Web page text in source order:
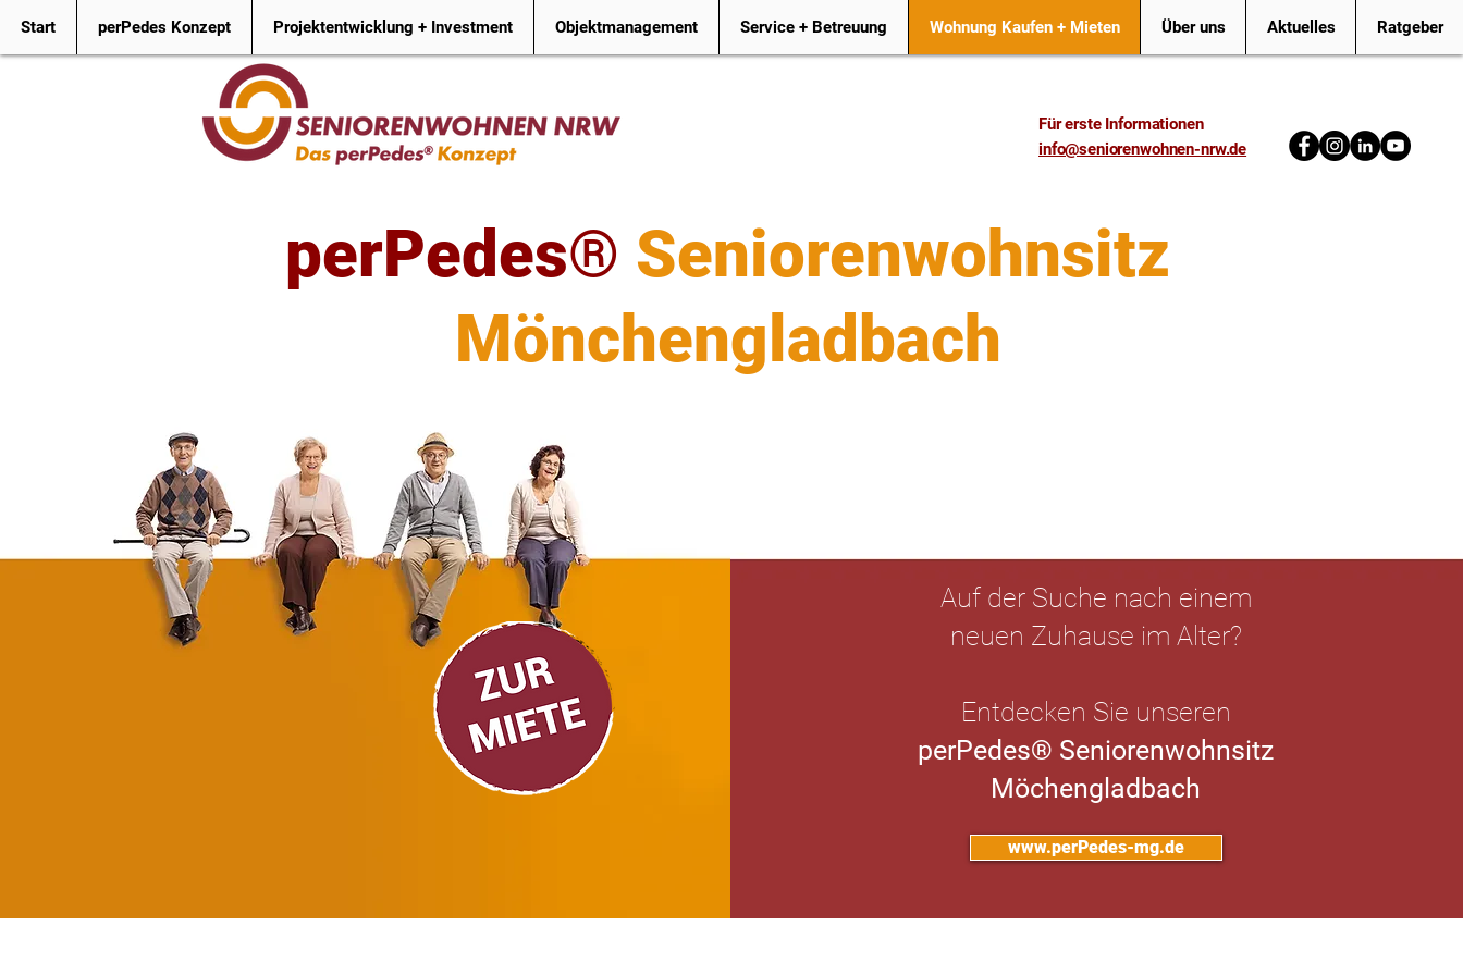
Start perPedes Konzept Projektentwicklung + Investment Objektmanagement Service + Betreuung Wohnung Kaufen + Mieten Über uns Aktuelles Ratgeber
Für erste Informationen
info@seniorenwohnen-nrw.de
perPedes® Seniorenwohnsitz
Mönchengladbach
Auf der Suche nach einem
neuen Zuhause im Alter?
Entdecken Sie unseren
perPedes® Seniorenwohnsitz
Möchengladbach
www.perPedes-mg.de